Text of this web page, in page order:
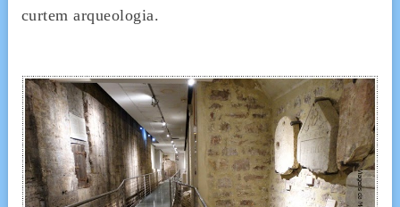
curtem arqueologia.